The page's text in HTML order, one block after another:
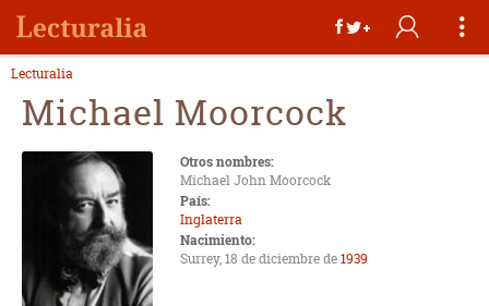
Lecturalia
Michael Moorcock
Otros nombres:
Michael John Moorcock
País:
Inglaterra
Nacimiento:
Surrey, 18 de diciembre de1939